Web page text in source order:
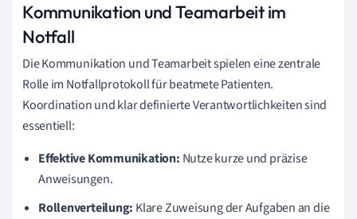
Kommunikation und Teamarbeit im
Notfall
Die Kommunikation und Teamarbeit spielen eine zentrale
Rolle im Notfallprotokoll für beatmete Patienten.
Koordination und klar definierte Verantwortlichkeiten sind
essentiell:
Effektive Kommunikation: Nutze kurze und präzise
Anweisungen.
Rollenverteilung: Klare Zuweisung der Aufgaben an die